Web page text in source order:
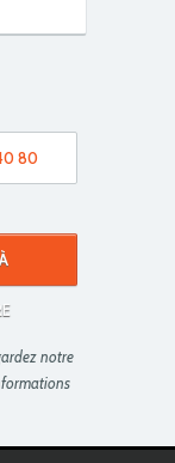
80
notre